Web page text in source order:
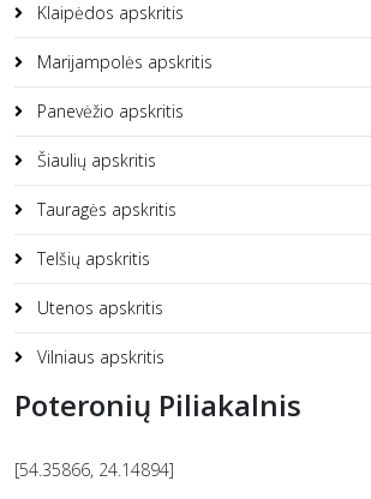
Klaipėdos apskritis
Marijampolės apskritis
Panevėžio apskritis
Šiaulių apskritis
Tauragės apskritis
Telšių apskritis
Utenos apskritis
Vilniaus apskritis
Poteronių Piliakalnis
[54.35866, 24.14894]